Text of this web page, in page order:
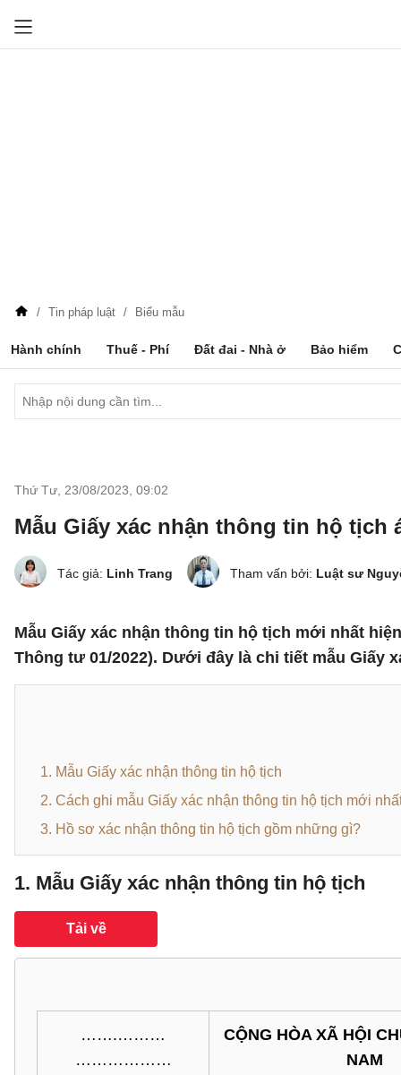
Tin pháp luật Biểu mẫu
Hành chính Thuế - Phí Đất đai - Nhà ở Bảo hiểm
Thứ Tư, 23/08/2023 09:02
Mẫu Giấy xác nhận thông tin hộ tịch
Tác giả: Linh Trang Tham vấn bởi: Luật sư
Mẫu Giấy xác nhận thông tin hộ tịch mới nhất
Thông tư 01/2022). Dưới đây là chi tiết mẫu Giấy
1. Mẫu Giấy xác nhận thông tin hộ tịch
2. Cách ghi mẫu Giấy xác nhận thông tin hộ tịch mới
3. Hồ sơ xác nhận thông tin hộ tịch gồm những gì?
1. Mẫu Giấy xác nhận thông tin hộ tịch
Tải về
…….………
………………
CỘNG HÒA XÃ HỘI
NAM